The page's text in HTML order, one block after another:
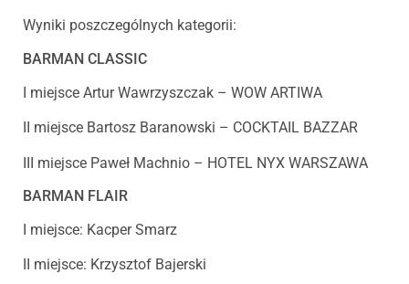
Wyniki poszczególnych kategorii:
BARMAN CLASSIC
I miejsce Artur Wawrzyszczak – WOW ARTIWA
II miejsce Bartosz Baranowski – COCKTAIL BAZZAR
III miejsce Paweł Machnio – HOTEL NYX WARSZAWA
BARMAN FLAIR
I miejsce: Kacper Smarz
II miejsce: Krzysztof Bajerski